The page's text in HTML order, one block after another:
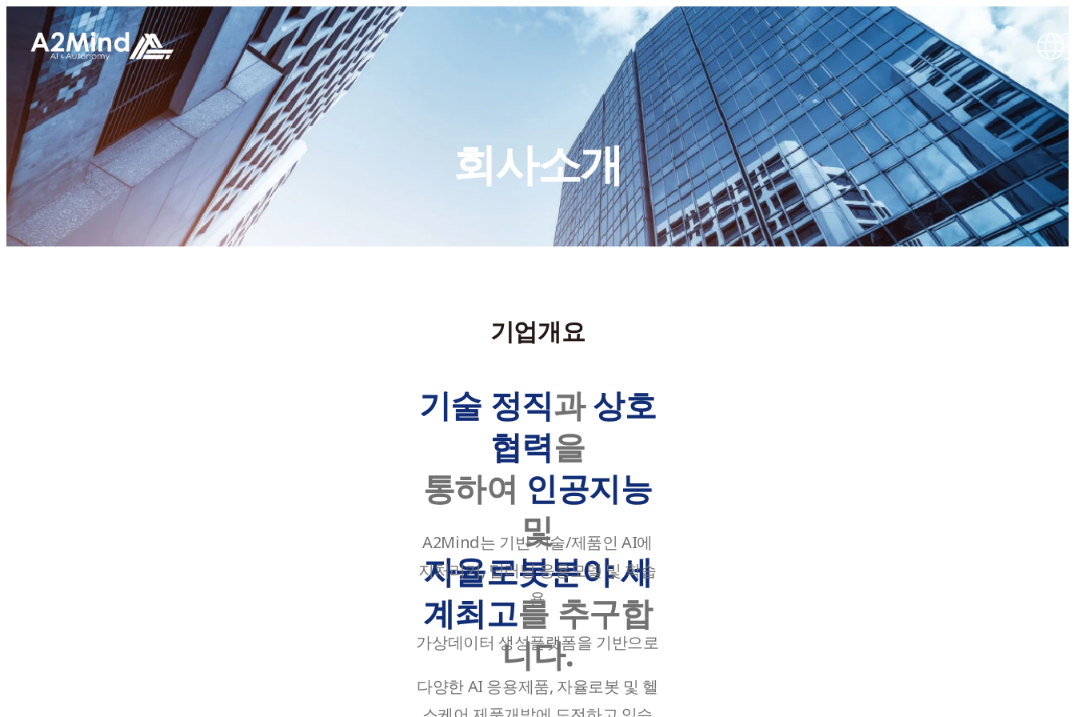
회사소개
기업개요
기술 정직과상호
협력을
통하여 인공지능
및
자율로봇분야 세
계최고를 추구합
니다.
A2Mind는 기반 기술/제품인 AI에
지처리기, 딥러닝 응용모델 및 학습
용
가상데이터 생성플랫폼을 기반으로
다양한 AI 응용제품, 자율로봇 및 헬